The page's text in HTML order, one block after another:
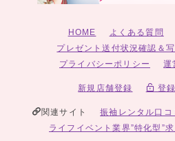
HOME よくある質問
プレゼント送付状況確認＆
プライバシーポリシー
運
新規店舗登録 登
関連サイト
振袖レンタル口コ
ライフイベント業界”特化型”